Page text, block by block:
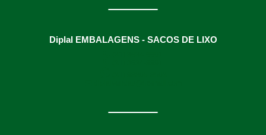
Diplal EMBALAGENS - SACOS DE LIXO